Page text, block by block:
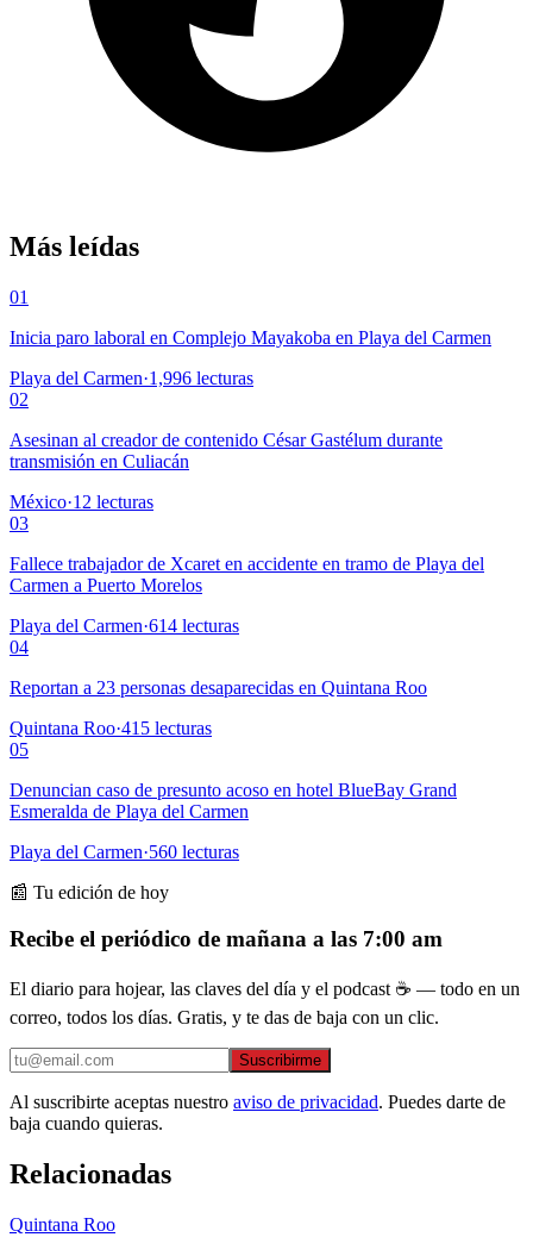
Más leídas
01
Inicia paro laboral en Complejo Mayakoba en Playa del Carmen
Playa del Carmen·1,996 lecturas
02
Asesinan al creador de contenido César Gastélum durante
transmisión en Culiacán
México·12 lecturas
03
Fallece trabajador de Xcaret en accidente en tramo de Playa del
Carmen a Puerto Morelos
Playa del Carmen·614 lecturas
04
Reportan a 23 personas desaparecidas en Quintana Roo
Quintana Roo·415 lecturas
05
Denuncian caso de presunto acoso en hotel BlueBay Grand
Esmeralda de Playa del Carmen
Playa del Carmen·560 lecturas
📰 Tu edición de hoy
Recibe el periódico de mañana a las 7:00 am
El diario para hojear, las claves del día y el podcast ☕ — todo en un
correo, todos los días. Gratis, y te das de baja con un clic.
Suscribirme
Al suscribirte aceptas nuestro aviso de privacidad. Puedes darte de
baja cuando quieras.
Relacionadas
Quintana Roo